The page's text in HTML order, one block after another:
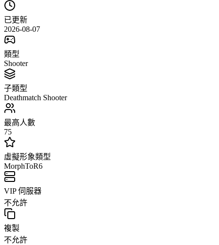
已更新
2026-08-07
類型
Shooter
子類型
Deathmatch Shooter
最高人數
75
虛擬形象類型
MorphToR6
VIP 伺服器
不允許
複製
不允許